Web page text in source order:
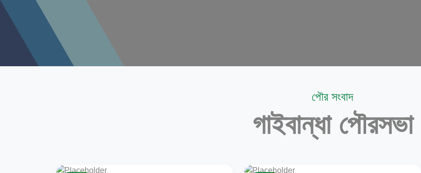
পৌর সংবাদ
গাইবান্ধা পৌরসভা